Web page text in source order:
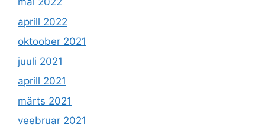
aprill 2022
oktoober 2021
juuli 2021
aprill 2021
märts 2021
veebruar 2021